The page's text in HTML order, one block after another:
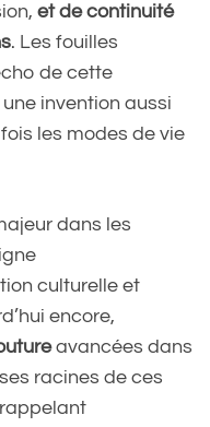
et de continuité
. Les fouilles
de cette
invention aussi
les modes de vie
dans les
culturelle et
encore,
avancées dans
racines de ces